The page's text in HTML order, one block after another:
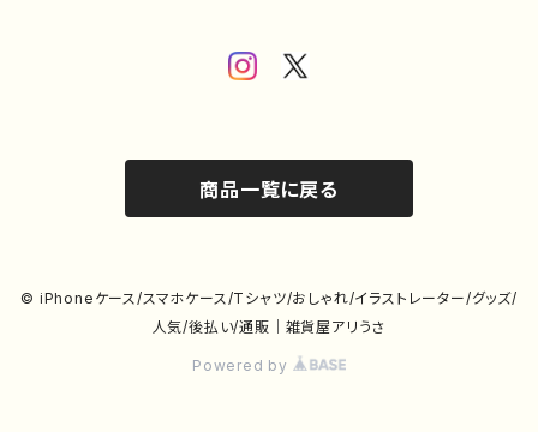
商品一覧に戻る
© iPhoneケース/スマホケース/Tシャツ/おしゃれ/イラストレーター/グッズ/
人気/後払い/通販｜雑貨屋アリうさ
Powered by